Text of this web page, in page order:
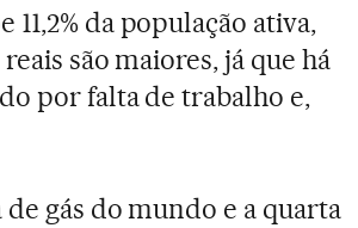
da população ativa,
são maiores, já que há
por falta de trabalho e,
gás do mundo e a quarta